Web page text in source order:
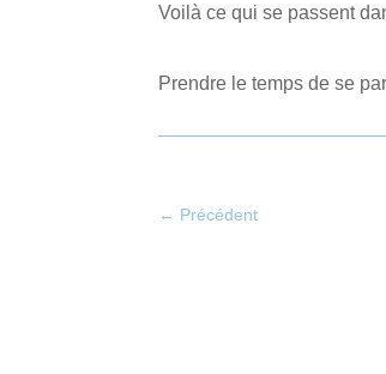
Voilà ce qui se passent
Prendre le temps de se
← Précédent